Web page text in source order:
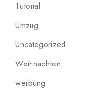
Tutorial
Umzug
Uncategorized
Weihnachten
werbung